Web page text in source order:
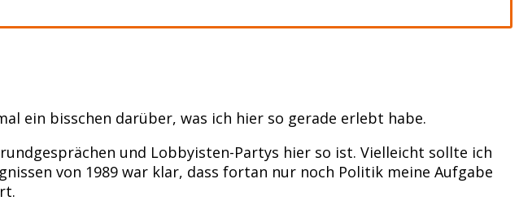
ein bisschen darüber, was ich hier so gerade erlebt habe.
und Lobbyisten-Partys hier so ist. Vielleicht sollte ich
von 1989 war klar, dass fortan nur noch Politik meine Aufgabe